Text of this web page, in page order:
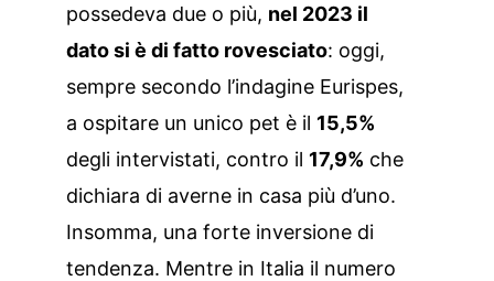
possedeva due o più, nel 2023 il
dato si è di fatto rovesciato: oggi,
sempre secondo l’indagine Eurispes,
a ospitare un unico pet è il 15,5%
degli intervistati, contro il 17,9% che
dichiara di averne in casa più d’uno.
Insomma, una forte inversione di
tendenza. Mentre in Italia il numero